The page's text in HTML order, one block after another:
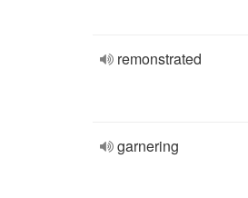
remonstrated
garnering